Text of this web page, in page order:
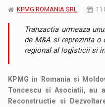
KPMG ROMANIA SRL 11
Tranzactia urmeaza
de M&A si reprezinta o
regional al logisticii si
KPMG in Romania si
Toncescu si Asociatii, au
Reconstructie si